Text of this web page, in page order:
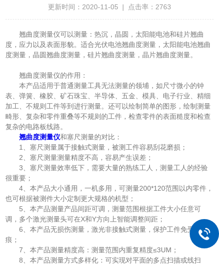
更新时间：2020-11-05 | 点击率：2763
翘曲度测量仪可以测量：热沉，晶圆，太阳能电池和硅片翘曲
度，应力以及表面形貌。适合光伏电池翘曲度测量，太阳能电池翘曲
度测量，晶圆翘曲度测量，硅片翘曲度测量，晶片翘曲度测量。
翘曲度测量仪的作用：
本产品适用于普通测量工具无法测量的领埔，如尺寸微小的钟
表、弹簧、橡胶、矿石珠宝、半导体、五金、模具、电子行业、精细
加工、不规则工件等到进行测量。还可以绘制简单的图形，绘制测量
畸形、复杂和零件重叠等不规则的工件，检查零件的表面糙度和检查
复杂的电路板线路。
翘曲度测量仪和塞尺测量的对比：
1、塞尺测量属于接触式测量，被测工件容易刮花磨损；
2、塞尺测量测量精度不高，容易产生误差；
3、塞尺测量效率低下，需要大量的熟练工人，测量工人的经验
很重要；
4、本产品大小通用，一机多用，可测量200*120范围以内零件，
也可根据被测件大小定制更大规格的机型；
5、本产品测量产品间距可调，测量范围根据工件大小任意可
调，多个激光测量头可在X和Y方向上智能调整间距；
6、本产品无损伤测量，激光非接触式测量，保护工件免受划
痕；
7、本产品测量精度高：测量范围内重复精度≤3UM；
8、本产品测量方式多样化：可实现对平面的多点扫描或线扫